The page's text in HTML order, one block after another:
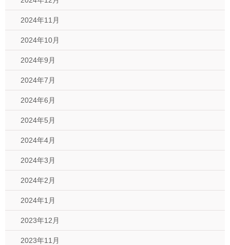
2024年11月
2024年10月
2024年9月
2024年7月
2024年6月
2024年5月
2024年4月
2024年3月
2024年2月
2024年1月
2023年12月
2023年11月